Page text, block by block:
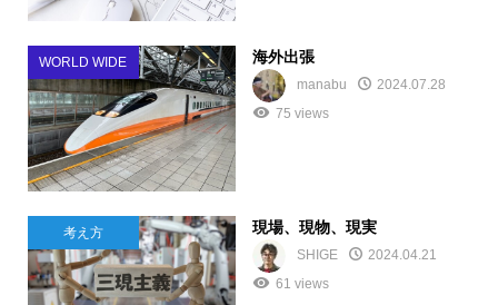
WORLD WIDE 海外出張
manabu
2024.07.28
75 views
考え方 現場、現物、現実
SHIGE
2024.04.21
61 views